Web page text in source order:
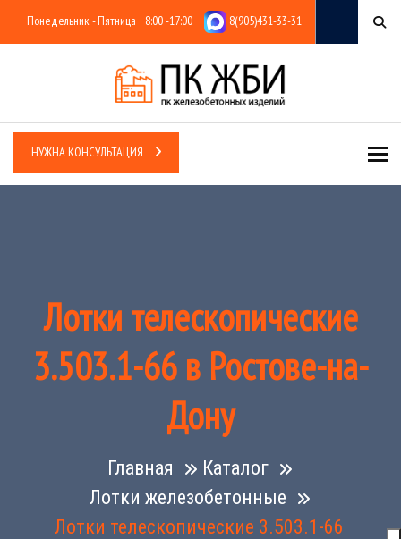
Понедельник - Пятница 8:00 -17:00 8(905)431-33-31
НУЖНА КОНСУЛЬТАЦИЯ
Лотки телескопические
3.503.1-66 в Ростове-на-
Дону
Главная
Каталог
Лотки железобетонные
Лотки телескопические 3.503.1-66